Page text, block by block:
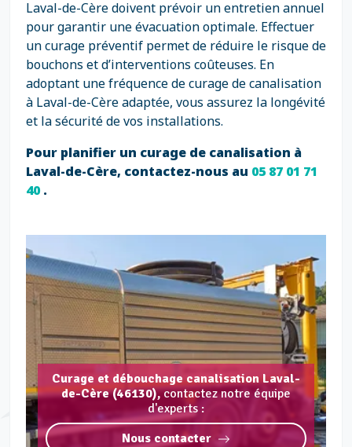
Laval-de-Cère doivent prévoir un entretien annuel
pour garantir une évacuation optimale. Effectuer
un curage préventif permet de réduire le risque de
bouchons et d’interventions coûteuses. En
adoptant une fréquence de curage de canalisation
à Laval-de-Cère adaptée, vous assurez la longévité
et la sécurité de vos installations.
Pour planifier un curage de canalisation à
Laval-de-Cère, contactez-nous au 05 87 01 71
40.
Curage et débouchage canalisation Laval-
de-Cère (46130),contactez notre équipe
d'experts :
Nous contacter